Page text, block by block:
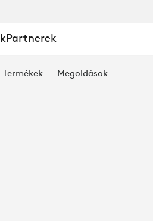
Partnerek
Termékek Megoldások